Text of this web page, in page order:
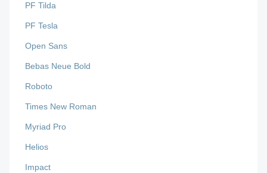
PF Tilda
PF Tesla
Open Sans
Bebas Neue Bold
Roboto
Times New Roman
Myriad Pro
Helios
Impact